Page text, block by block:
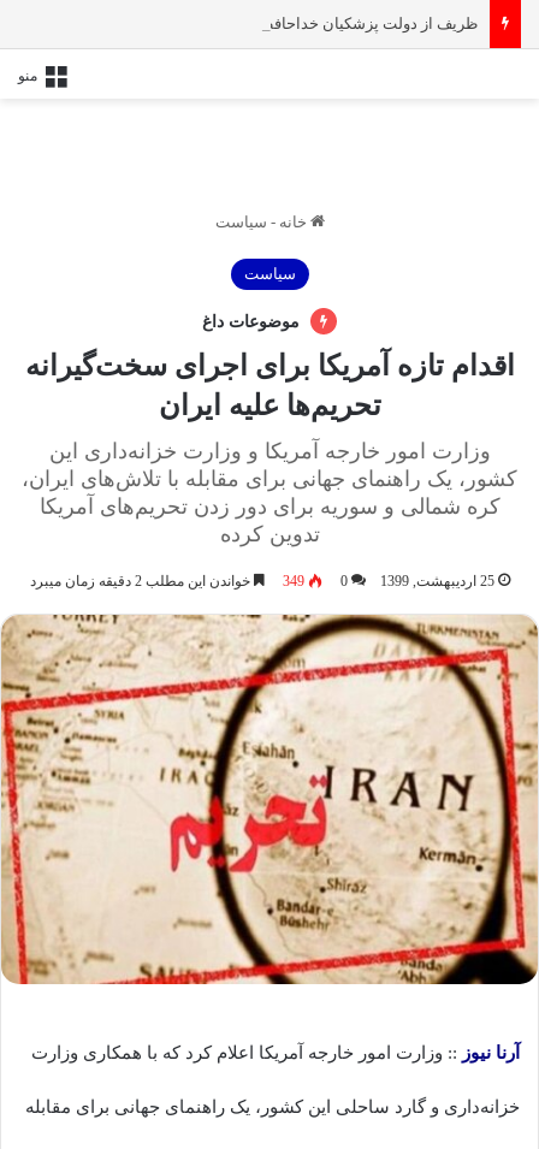
ظریف از دولت پزشکیان خداحافظی کرد
منو
خانه - سیاست
سیاست
موضوعات داغ
اقدام تازه آمریکا برای اجرای سخت‌گیرانه
تحریم‌ها علیه ایران
وزارت امور خارجه آمریکا و وزارت خزانه‌داری این
کشور، یک راهنمای جهانی برای مقابله با تلاش‌های ایران،
کره شمالی و سوریه برای دور زدن تحریم‌های آمریکا
تدوین کرده
25 اردیبهشت, 1399 0
349 خواندن این مطلب 2 دقیقه زمان میبرد
آرنا نیوز :: وزارت امور خارجه آمریکا اعلام کرد که با همکاری وزارت
خزانه‌داری و گارد ساحلی این کشور، یک راهنمای جهانی برای مقابله